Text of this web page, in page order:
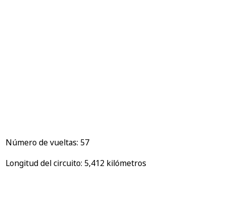
Número de vueltas: 57
Longitud del circuito: 5,412 kilómetros